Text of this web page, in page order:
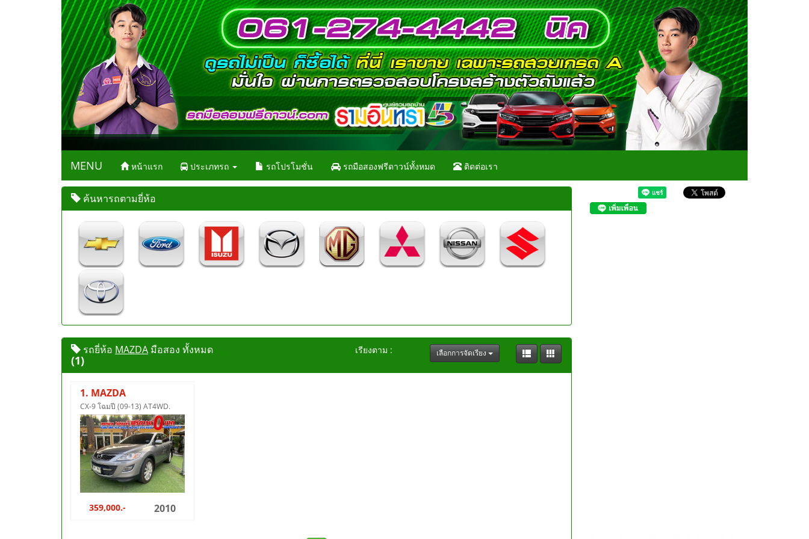
MENU หน้าแรก ประเภทรถ รถโปรโมชั่น รถมือสองฟรีดาวน์ทั้งหมด ติดต่อเรา
ค้นหารถตามยี่ห้อ
รถยี่ห้อ MAZDA มือสอง ทั้งหมด
(1)
เรียงตาม : เลือกการจัดเรียง
1. MAZDA
CX-9 โฉมปี (09-13) AT4WD.
359,000.- 2010